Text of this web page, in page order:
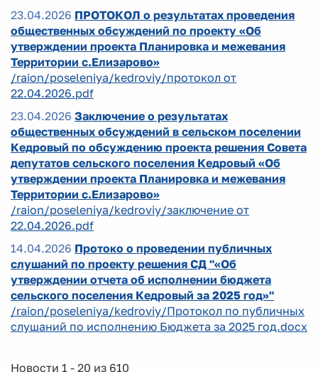
23.04.2026 ПРОТОКОЛ о результатах проведения
общественных обсуждений по проекту «Об
утверждении проекта Планировка и межевания
Территории с.Елизарово»
/raion/poseleniya/kedroviy/протокол от
22.04.2026.pdf
23.04.2026 Заключение о результатах
общественных обсуждений в сельском поселении
Кедровый по обсуждению проекта решения Совета
депутатов сельского поселения Кедровый «Об
утверждении проекта Планировка и межевания
Территории с.Елизарово»
/raion/poseleniya/kedroviy/заключение от
22.04.2026.pdf
14.04.2026 Протоко о проведении публичных
слушаний по проекту решения СД "«Об
утверждении отчета об исполнении бюджета
сельского поселения Кедровый за 2025 год»"
/raion/poseleniya/kedroviy/Протокол по публичных
слушаний по исполнению Бюджета за 2025 год.docx
Новости 1 - 20 из 610